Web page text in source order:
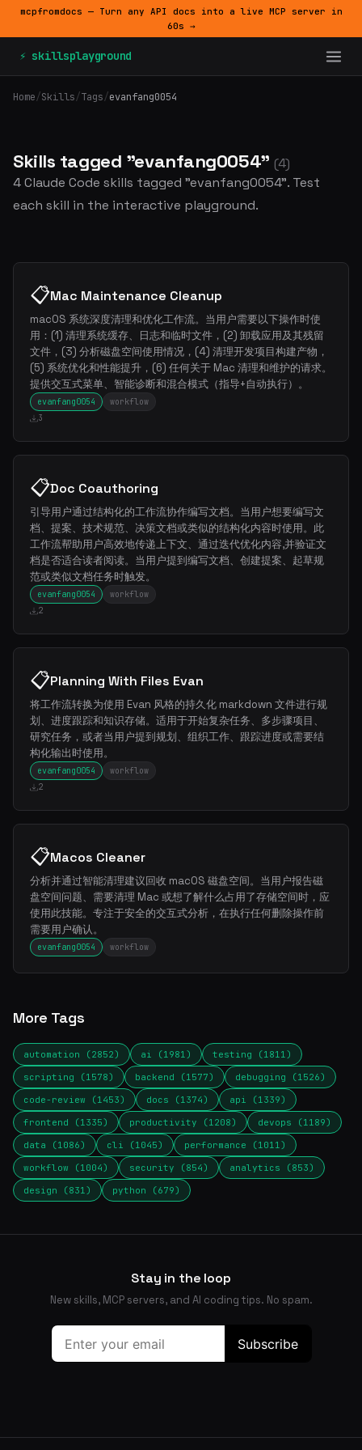
mcpfromdocs — Turn any API docs into a live MCP server in
60s →
⚡ skillsplayground
Home/Skills/Tags/evanfang0054
Skills tagged "evanfang0054" (4)
4 Claude Code skills tagged "evanfang0054". Test
each skill in the interactive playground.
📋Mac Maintenance Cleanup
macOS 系统深度清理和优化工作流。当用户需要以下操作时使
用：(1) 清理系统缓存、日志和临时文件，(2) 卸载应用及其残留
文件，(3) 分析磁盘空间使用情况，(4) 清理开发项目构建产物，
(5) 系统优化和性能提升，(6) 任何关于 Mac 清理和维护的请求。
提供交互式菜单、智能诊断和混合模式（指导+自动执行）。
evanfang0054
workflow
3
📋Doc Coauthoring
引导用户通过结构化的工作流协作编写文档。当用户想要编写文
档、提案、技术规范、决策文档或类似的结构化内容时使用。此
工作流帮助用户高效地传递上下文、通过迭代优化内容,并验证文
档是否适合读者阅读。当用户提到编写文档、创建提案、起草规
范或类似文档任务时触发。
evanfang0054
workflow
2
📋Planning With Files Evan
将工作流转换为使用 Evan 风格的持久化 markdown 文件进行规
划、进度跟踪和知识存储。适用于开始复杂任务、多步骤项目、
研究任务，或者当用户提到规划、组织工作、跟踪进度或需要结
构化输出时使用。
evanfang0054
workflow
2
📋Macos Cleaner
分析并通过智能清理建议回收 macOS 磁盘空间。当用户报告磁
盘空间问题、需要清理 Mac 或想了解什么占用了存储空间时，应
使用此技能。专注于安全的交互式分析，在执行任何删除操作前
需要用户确认。
evanfang0054 workflow
More Tags
automation (2852) ai (1981)
testing (1811)
scripting (1578)
backend (1577)
debugging (1526)
code-review (1453)
docs (1374)
api (1339)
frontend (1335)
productivity (1208)
devops (1189)
data (1086)
cli (1045)
performance (1011)
workflow (1004)
security (854)
analytics (853)
design (831)
python (679)
Stay in the loop
New skills, MCP servers, and AI coding tips. No spam.